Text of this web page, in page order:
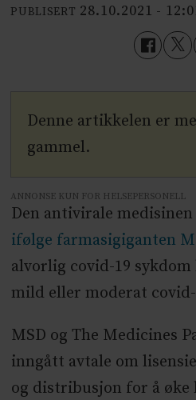
PUBLISERT 28.10.2021 -
Denne artikkelen er
gammel.
ANNONSE KUN FOR HELSEPERSONELL
Den antivirale
ifølge farmasigiganten
alvorlig covid-19
mild eller moderat
MSD og The Medicines
inngått avtale om
og distribusjon for å øke